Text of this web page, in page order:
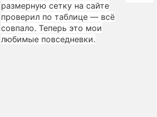
размерную сетку на сайте
проверил по таблице — всё
совпало. Теперь это мои
любимые повседневки.